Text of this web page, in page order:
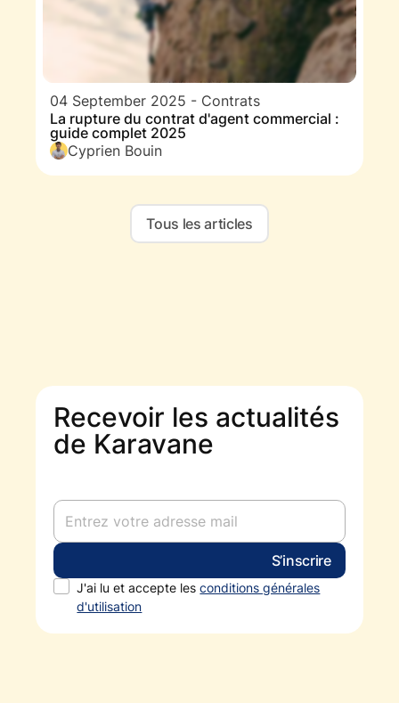
04 September 2025 - Contrats
La rupture du contrat d'agent commercial :
guide complet 2025
Cyprien Bouin
Tous les articles
Recevoir les actualités
de Karavane
J'ai lu et accepte lesconditions générales
d'utilisation